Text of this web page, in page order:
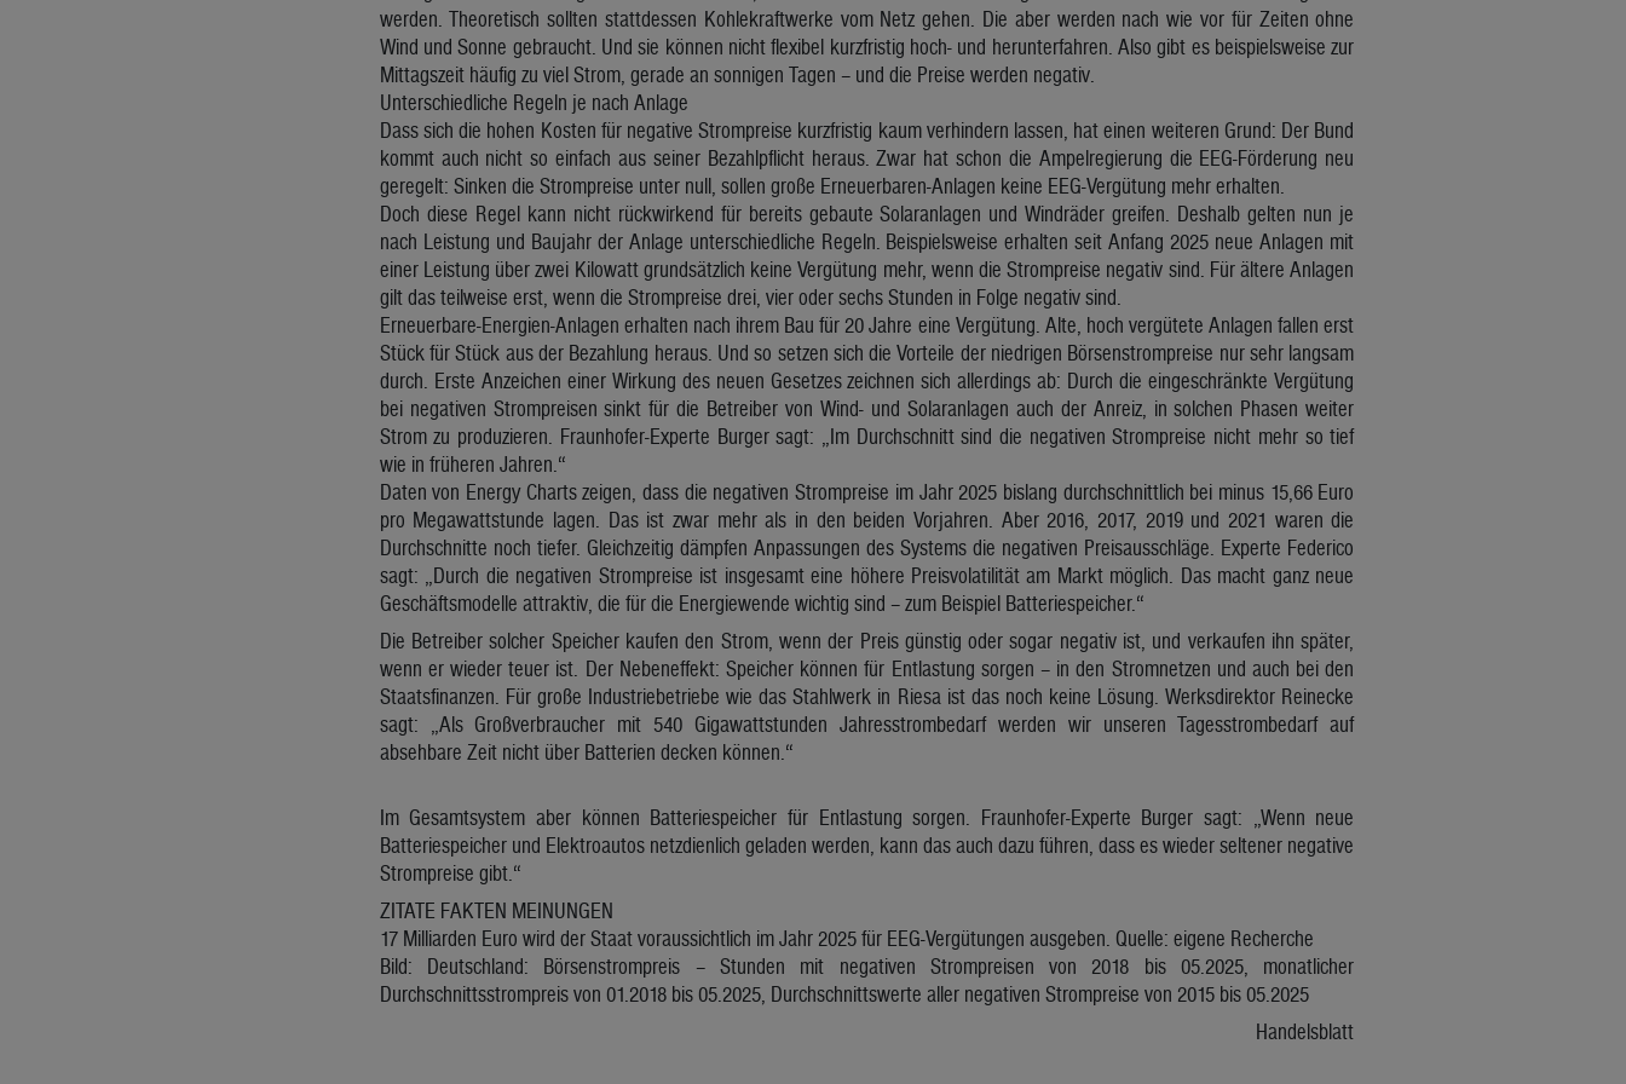
werden. Theoretisch sollten stattdessen Kohlekraftwerke vom Netz gehen. Die aber werden nach wie vor für Zeiten ohne
Wind und Sonne gebraucht. Und sie können nicht flexibel kurzfristig hoch- und herunterfahren. Also gibt es beispielsweise zur
Mittagszeit häufig zu viel Strom, gerade an sonnigen Tagen – und die Preise werden negativ.
Unterschiedliche Regeln je nach Anlage
Dass sich die hohen Kosten für negative Strompreise kurzfristig kaum verhindern lassen, hat einen weiteren Grund: Der Bund
kommt auch nicht so einfach aus seiner Bezahlpflicht heraus. Zwar hat schon die Ampelregierung die EEG-Förderung neu
geregelt: Sinken die Strompreise unter null, sollen große Erneuerbaren-Anlagen keine EEG-Vergütung mehr erhalten.
Doch diese Regel kann nicht rückwirkend für bereits gebaute Solaranlagen und Windräder greifen. Deshalb gelten nun je
nach Leistung und Baujahr der Anlage unterschiedliche Regeln. Beispielsweise erhalten seit Anfang 2025 neue Anlagen mit
einer Leistung über zwei Kilowatt grundsätzlich keine Vergütung mehr, wenn die Strompreise negativ sind. Für ältere Anlagen
gilt das teilweise erst, wenn die Strompreise drei, vier oder sechs Stunden in Folge negativ sind.
Erneuerbare-Energien-Anlagen erhalten nach ihrem Bau für 20 Jahre eine Vergütung. Alte, hoch vergütete Anlagen fallen erst
Stück für Stück aus der Bezahlung heraus. Und so setzen sich die Vorteile der niedrigen Börsenstrompreise nur sehr langsam
durch. Erste Anzeichen einer Wirkung des neuen Gesetzes zeichnen sich allerdings ab: Durch die eingeschränkte Vergütung
bei negativen Strompreisen sinkt für die Betreiber von Wind- und Solaranlagen auch der Anreiz, in solchen Phasen weiter
Strom zu produzieren. Fraunhofer-Experte Burger sagt: „Im Durchschnitt sind die negativen Strompreise nicht mehr so tief
wie in früheren Jahren.“
Daten von Energy Charts zeigen, dass die negativen Strompreise im Jahr 2025 bislang durchschnittlich bei minus 15,66 Euro
pro Megawattstunde lagen. Das ist zwar mehr als in den beiden Vorjahren. Aber 2016, 2017, 2019 und 2021 waren die
Durchschnitte noch tiefer. Gleichzeitig dämpfen Anpassungen des Systems die negativen Preisausschläge. Experte Federico
sagt: „Durch die negativen Strompreise ist insgesamt eine höhere Preisvolatilität am Markt möglich. Das macht ganz neue
Geschäftsmodelle attraktiv, die für die Energiewende wichtig sind – zum Beispiel Batteriespeicher.“
Die Betreiber solcher Speicher kaufen den Strom, wenn der Preis günstig oder sogar negativ ist, und verkaufen ihn später,
wenn er wieder teuer ist. Der Nebeneffekt: Speicher können für Entlastung sorgen – in den Stromnetzen und auch bei den
Staatsfinanzen. Für große Industriebetriebe wie das Stahlwerk in Riesa ist das noch keine Lösung. Werksdirektor Reinecke
sagt: „Als Großverbraucher mit 540 Gigawattstunden Jahresstrombedarf werden wir unseren Tagesstrombedarf auf
absehbare Zeit nicht über Batterien decken können.“
Im Gesamtsystem aber können Batteriespeicher für Entlastung sorgen. Fraunhofer-Experte Burger sagt: „Wenn neue
Batteriespeicher und Elektroautos netzdienlich geladen werden, kann das auch dazu führen, dass es wieder seltener negative
Strompreise gibt.“
ZITATE FAKTEN MEINUNGEN
17 Milliarden Euro wird der Staat voraussichtlich im Jahr 2025 für EEG-Vergütungen ausgeben. Quelle: eigene Recherche
Bild: Deutschland: Börsenstrompreis – Stunden mit negativen Strompreisen von 2018 bis 05.2025, monatlicher
Durchschnittsstrompreis von 01.2018 bis 05.2025, Durchschnittswerte aller negativen Strompreise von 2015 bis 05.2025
Handelsblatt